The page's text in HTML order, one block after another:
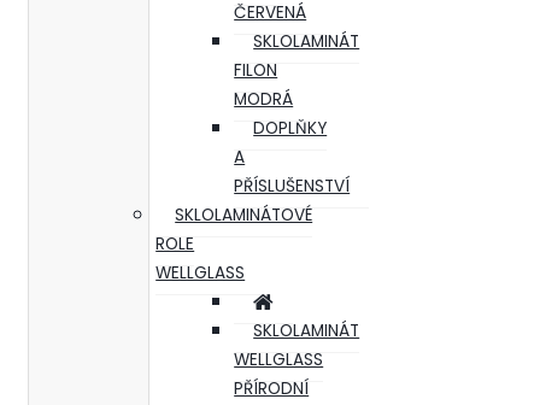
ČERVENÁ
SKLOLAMINÁT
FILON
MODRÁ
DOPLŇKY
A
PŘÍSLUŠENSTVÍ
SKLOLAMINÁTOVÉ
ROLE
WELLGLASS
SKLOLAMINÁT
WELLGLASS
PŘÍRODNÍ